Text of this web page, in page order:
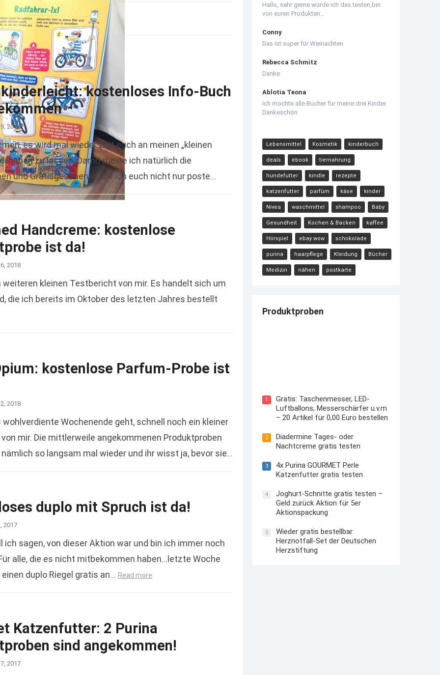
kostenloses Info-Buch
2018
es wird mal wieder Zeit euch an meinen „kleinen
zu lassen. Damit meine ich natürlich die
und Gratisgeschenke, die ich euch nicht nur poste
more
Handcreme: kostenlose
ist da!
2018
kleinen Testbericht von mir. Es handelt sich um
die ich bereits im Oktober des letzten Jahres bestellt
kostenlose Parfum-Probe ist
2018
wohlverdiente Wochenende geht, schnell noch ein kleiner
mir. Die mittlerweile angekommenen Produktproben
so langsam mal wieder und ihr wisst ja, bevor sie…
duplo mit Spruch ist da!
2017
ich sagen, von dieser Aktion war und bin ich immer noch
alle, die es nicht mitbekommen haben…letzte Woche
duplo Riegel gratis an… Read more
Katzenfutter: 2 Purina
sind angekommen!
2017
Hallo, sehr gerne würde ich das testen,bin
von euren Produkten…
Conny
Das ist super für Weinachten
Rebecca Schmitz
Danke
Ablotia Teona
Ich mochte alle Bücher für meine drei Kinder.
Dankeschön
Lebensmittel Kosmetik kinderbuch
deals ebook tiernahrung
hundefutter kindle rezepte
katzenfutter parfüm käse kinder
Nivea waschmittel shampoo Baby
Gesundheit Kochen & Backen kaffee
Hörspiel ebay wow schokolade
purina haarpflege Kleidung Bücher
Medizin nähen postkarte
Produktproben
1
Gratis: Taschenmesser, LED-
Luftballons, Messerschärfer u.v.m
– 20 Artikel für 0,00 Euro bestellen
2
Diadermine Tages- oder
Nachtcreme gratis testen
3
4x Purina GOURMET Perle
Katzenfutter gratis testen
4
Joghurt-Schnitte gratis testen –
Geld zurück Aktion für 5er
Aktionspackung
5
Wieder gratis bestellbar:
Herznotfall-Set der Deutschen
Herzstiftung